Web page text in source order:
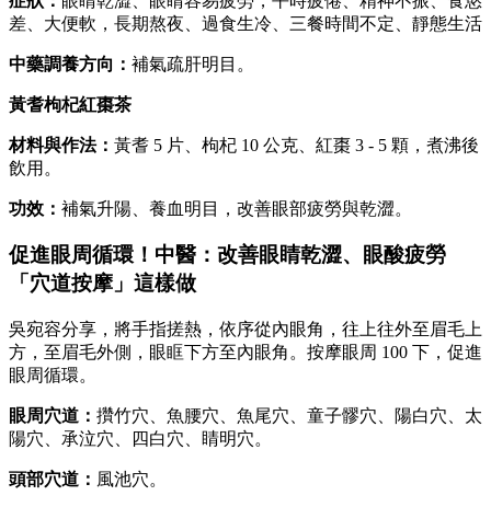
差、大便軟，長期熬夜、過食生冷、三餐時間不定、靜態生活
中藥調養方向： 補氣疏肝明目。
黃耆枸杞紅棗茶
材料與作法： 黃耆 5 片、枸杞 10 公克、紅棗 3 - 5 顆，煮沸後
飲用。
功效： 補氣升陽、養血明目，改善眼部疲勞與乾澀。
促進眼周循環！中醫：改善眼睛乾澀、眼酸疲勞
「穴道按摩」這樣做
吳宛容分享，將手指搓熱，依序從內眼角，往上往外至眉毛上
方，至眉毛外側，眼眶下方至內眼角。按摩眼周 100 下，促進
眼周循環。
眼周穴道： 攢竹穴、魚腰穴、魚尾穴、童子髎穴、陽白穴、太
陽穴、承泣穴、四白穴、睛明穴。
頭部穴道： 風池穴。